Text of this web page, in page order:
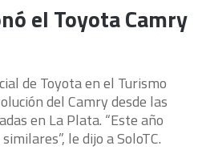
el Toyota Camry
de Toyota en el Turismo
del Camry desde las
en La Plata. “Este año
le dijo a SoloTC.